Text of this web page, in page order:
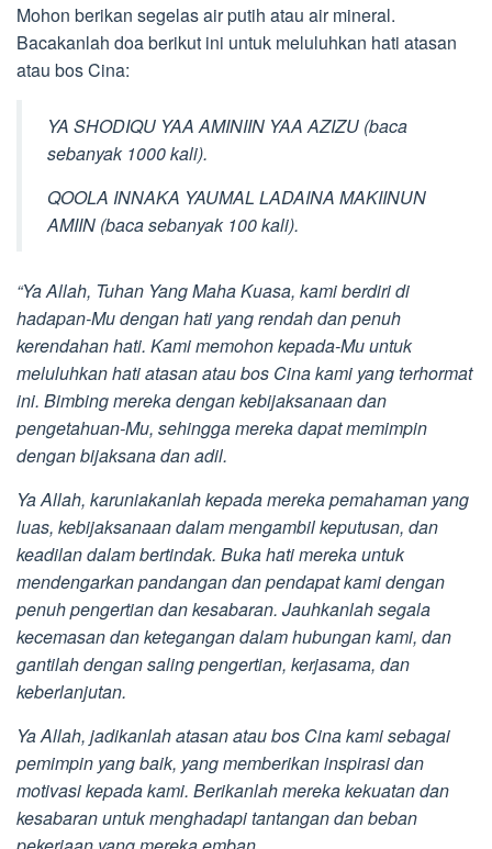
Mohon berikan segelas air putih atau air mineral.
Bacakanlah doa berikut ini untuk meluluhkan hati atasan
atau bos Cina:
YA SHODIQU YAA AMINIIN YAA AZIZU (baca
sebanyak 1000 kali).
QOOLA INNAKA YAUMAL LADAINA MAKIINUN
AMIIN (baca sebanyak 100 kali).
“Ya Allah, Tuhan Yang Maha Kuasa, kami berdiri di
hadapan-Mu dengan hati yang rendah dan penuh
kerendahan hati. Kami memohon kepada-Mu untuk
meluluhkan hati atasan atau bos Cina kami yang terhormat
ini. Bimbing mereka dengan kebijaksanaan dan
pengetahuan-Mu, sehingga mereka dapat memimpin
dengan bijaksana dan adil.
Ya Allah, karuniakanlah kepada mereka pemahaman yang
luas, kebijaksanaan dalam mengambil keputusan, dan
keadilan dalam bertindak. Buka hati mereka untuk
mendengarkan pandangan dan pendapat kami dengan
penuh pengertian dan kesabaran. Jauhkanlah segala
kecemasan dan ketegangan dalam hubungan kami, dan
gantilah dengan saling pengertian, kerjasama, dan
keberlanjutan.
Ya Allah, jadikanlah atasan atau bos Cina kami sebagai
pemimpin yang baik, yang memberikan inspirasi dan
motivasi kepada kami. Berikanlah mereka kekuatan dan
kesabaran untuk menghadapi tantangan dan beban